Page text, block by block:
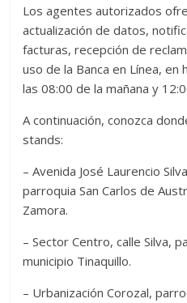
Los agentes autorizados
actualización de datos,
facturas, recepción de
uso de la Banca en Línea,
las 08:00 de la mañana y
A continuación, conozca
stands:
– Avenida José Laurencio
parroquia San Carlos de
Zamora.
– Sector Centro, calle Silva,
municipio Tinaquillo.
– Urbanización Corozal,